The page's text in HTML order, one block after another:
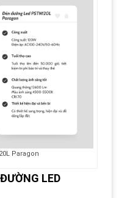
Paragon
LED